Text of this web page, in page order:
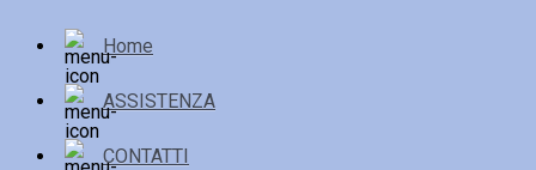
Home
ASSISTENZA
CONTATTI